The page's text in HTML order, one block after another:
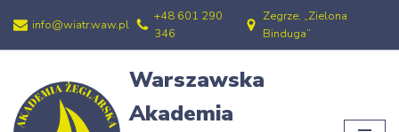
Przejdź
treści
info@wiatr.waw.pl
+48 601 290
346
Zegrze, „Zielona
Binduga”
Warszawska
Akademia